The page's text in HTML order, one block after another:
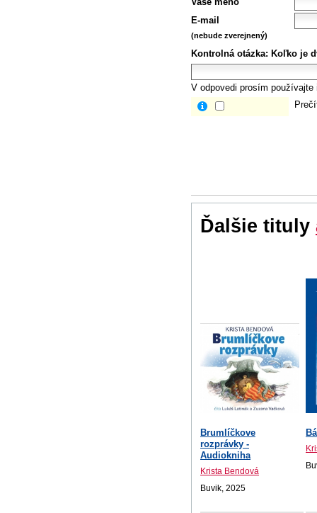
E-mail
(nebude zverejnený)
Kontrolná otázka: Koľko je
V odpovedi prosím
Ďalšie tituly
Brumlíčkove
rozprávky -
Audiokniha
Krista Bendová
Buvik, 2025